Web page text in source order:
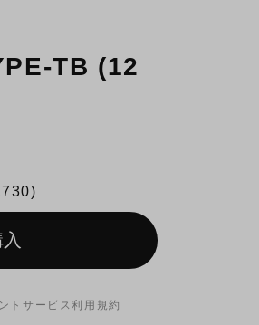
TB (12
)
トサービス利用規約